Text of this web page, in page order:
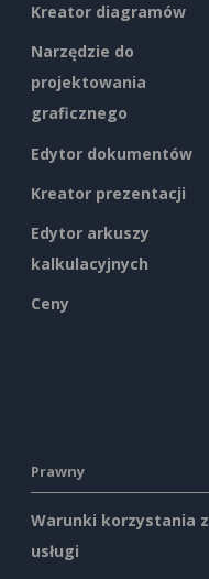
Kreator diagramów
Narzędzie do
projektowania
graficznego
Edytor dokumentów
Kreator prezentacji
Edytor arkuszy
kalkulacyjnych
Ceny
Prawny
Warunki korzystania z
usługi